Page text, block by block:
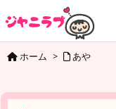
ホーム > あや